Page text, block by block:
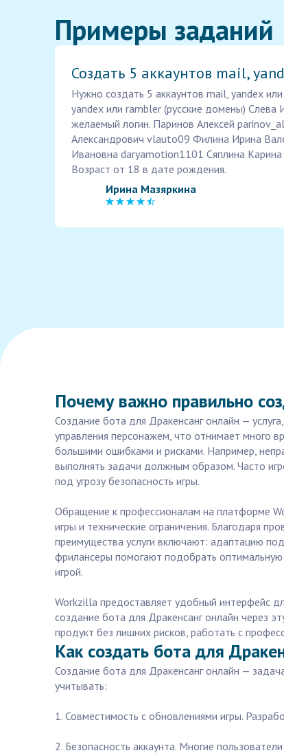
Примеры заданий
Создать 5 аккаунтов mail,
Нужно создать 5 аккаунтов mail, yandex
yandex или rambler (русские домены) Слева
желаемый логин. Паринов Алексей
Александрович vlauto09 Филина Ирина
Ивановна daryamotion1101 Сяплина
Возраст от 18 в дате рождения.
Ирина Мазяркина
Почему важно правильно
Создание бота для Дракенсанг онлайн —
управления персонажем, что отнимает много
большими ошибками и рисками. Например,
выполнять задачи должным образом. Часто
под угрозу безопасность игры.
Обращение к профессионалам на платформе
игры и технические ограничения. Благодаря
преимущества услуги включают: адаптацию
фрилансеры помогают подобрать
игрой.
Workzilla предоставляет удобный интерфейс
создание бота для Дракенсанг онлайн через
продукт без лишних рисков, работать с
Как создать бота для
Создание бота для Дракенсанг онлайн —
учитывать:
1. Совместимость с обновлениями игры.
2. Безопасность аккаунта. Многие